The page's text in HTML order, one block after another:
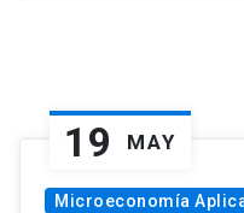
19 MAY
Microeconomía